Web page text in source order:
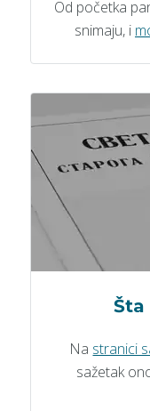
Od početka
snimaju, i
Šta
Na stranici
sažetak